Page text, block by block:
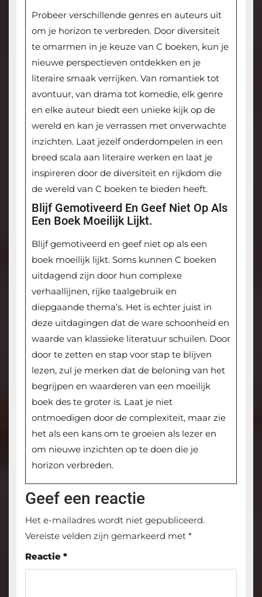
Probeer verschillende genres en auteurs uit
om je horizon te verbreden. Door diversiteit
te omarmen in je keuze van C boeken, kun je
nieuwe perspectieven ontdekken en je
literaire smaak verrijken. Van romantiek tot
avontuur, van drama tot komedie, elk genre
en elke auteur biedt een unieke kijk op de
wereld en kan je verrassen met onverwachte
inzichten. Laat jezelf onderdompelen in een
breed scala aan literaire werken en laat je
inspireren door de diversiteit en rijkdom die
de wereld van C boeken te bieden heeft.
Blijf Gemotiveerd En Geef Niet Op Als
Een Boek Moeilijk Lijkt.
Blijf gemotiveerd en geef niet op als een
boek moeilijk lijkt. Soms kunnen C boeken
uitdagend zijn door hun complexe
verhaallijnen, rijke taalgebruik en
diepgaande thema’s. Het is echter juist in
deze uitdagingen dat de ware schoonheid en
waarde van klassieke literatuur schuilen. Door
door te zetten en stap voor stap te blijven
lezen, zul je merken dat de beloning van het
begrijpen en waarderen van een moeilijk
boek des te groter is. Laat je niet
ontmoedigen door de complexiteit, maar zie
het als een kans om te groeien als lezer en
om nieuwe inzichten op te doen die je
horizon verbreden.
Geef een reactie
Het e-mailadres wordt niet gepubliceerd.
Vereiste velden zijn gemarkeerd met *
Reactie *